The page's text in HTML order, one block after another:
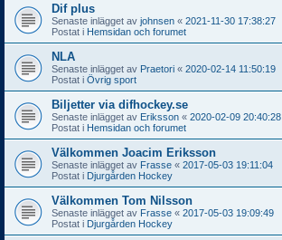
Dif plus
Senaste inlägget av johnsen « 2021-11-30 17:38:27
Postat i Hemsidan och forumet
NLA
Senaste inlägget av Praetori « 2020-02-14 11:50:19
Postat i Övrig sport
Biljetter via difhockey.se
Senaste inlägget av Eriksson « 2020-02-09 20:40:28
Postat i Hemsidan och forumet
Välkommen Joacim Eriksson
Senaste inlägget av Frasse « 2017-05-03 19:11:04
Postat i Djurgården Hockey
Välkommen Tom Nilsson
Senaste inlägget av Frasse « 2017-05-03 19:09:49
Postat i Djurgården Hockey